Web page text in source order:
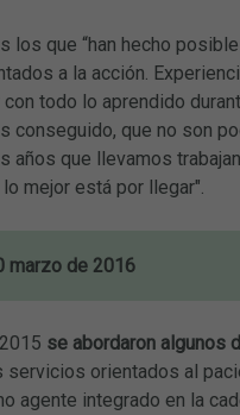
los que “han hecho
a la acción.
todo lo aprendido
conseguido, que no son
que llevamos
mejor está por llegar".
marzo de 2016
se abordaron algunos
orientados al
agente integrado en la